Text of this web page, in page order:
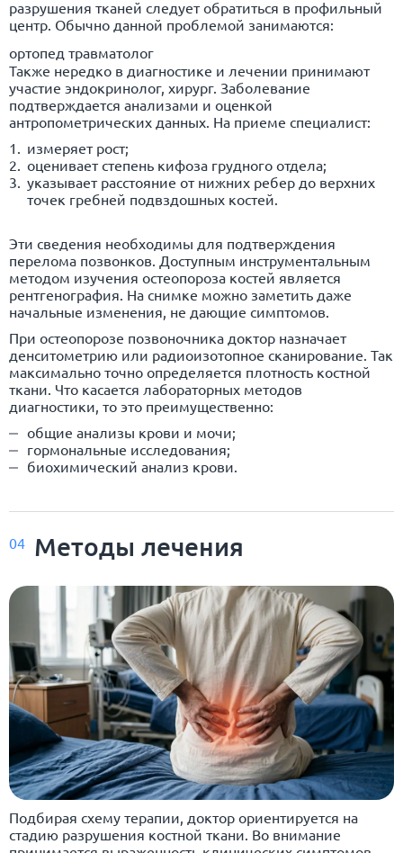
разрушения тканей следует обратиться в профильный
центр. Обычно данной проблемой занимаются:
ортопед травматолог
Также нередко в диагностике и лечении принимают
участие эндокринолог, хирург. Заболевание
подтверждается анализами и оценкой
антропометрических данных. На приеме специалист:
измеряет рост;
оценивает степень кифоза грудного отдела;
указывает расстояние от нижних ребер до верхних
точек гребней подвздошных костей.
Эти сведения необходимы для подтверждения
перелома позвонков. Доступным инструментальным
методом изучения остеопороза костей является
рентгенография. На снимке можно заметить даже
начальные изменения, не дающие симптомов.
При остеопорозе позвоночника доктор назначает
денситометрию или радиоизотопное сканирование. Так
максимально точно определяется плотность костной
ткани. Что касается лабораторных методов
диагностики, то это преимущественно:
общие анализы крови и мочи;
гормональные исследования;
биохимический анализ крови.
04 Методы лечения
Подбирая схему терапии, доктор ориентируется на
стадию разрушения костной ткани. Во внимание